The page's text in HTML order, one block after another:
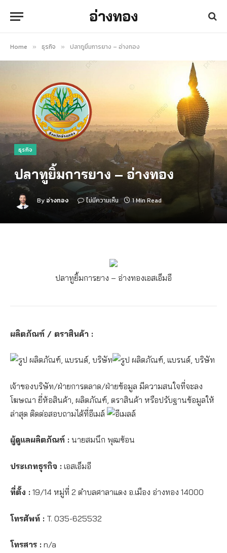
อ่างทอง
Home » ธุรกิจ » ปลาทูยิ้มการยาง – อ่างทอง
ธุรกิจ
ปลาทูยิ้มการยาง – อ่างทอง
By อ่างทอง ไม่มีความเห็น 1 Min Read
ปลาทูยิ้มการยาง – อ่างทองเอสเอ็มอี
ผลิตภัณฑ์ / ตราสินค้า :
เจ้าของบริษัท/ฝ่ายการตลาด/ฝ่ายข้อมูล มีความสนใจที่จะลง
โฆษณา ยี่ห้อสินค้า, ผลิตภัณฑ์, ตราสินค้า หรือปรับฐานข้อมูลให้
ล่าสุด ติดต่อสอบถามได้ที่อีเมล์
ผู้ดูแลผลิตภัณฑ์ : นายสมนึก พุฒซ้อน
ประเภทธุรกิจ : เอสเอ็มอี
ที่ตั้ง : 19/14 หมู่ที่ 2 ตำบลศาลาแดง อ.เมือง อ่างทอง 14000
โทรศัพท์ : T. 035-625532
โทรสาร : n/a